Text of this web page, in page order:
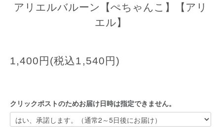
アリエルバルーン【ぺちゃんこ】【アリ
エル】
1,400円(税込1,540円)
クリックポストのためお届け日時は指定できません。